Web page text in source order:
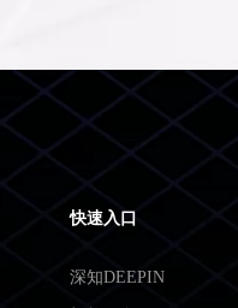
快速入口
深知DEEPIN